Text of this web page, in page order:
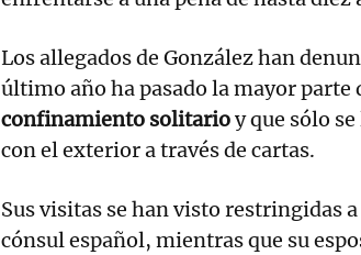
Los allegados de González han
último año ha pasado la mayor parte
confinamiento solitarioy que sólo
con el exterior a través de cartas.
Sus visitas se han visto restringidas
cónsul español, mientras que su